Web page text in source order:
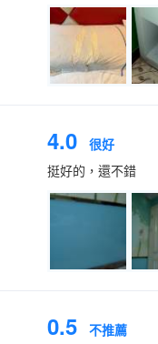
4.0 很好
挺好的，還不錯
0.5 不推薦